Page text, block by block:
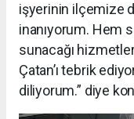
işyerinin ilçemize
inanıyorum. Hem
sunacağı
Çatan’ı tebrik
diliyorum.” diye